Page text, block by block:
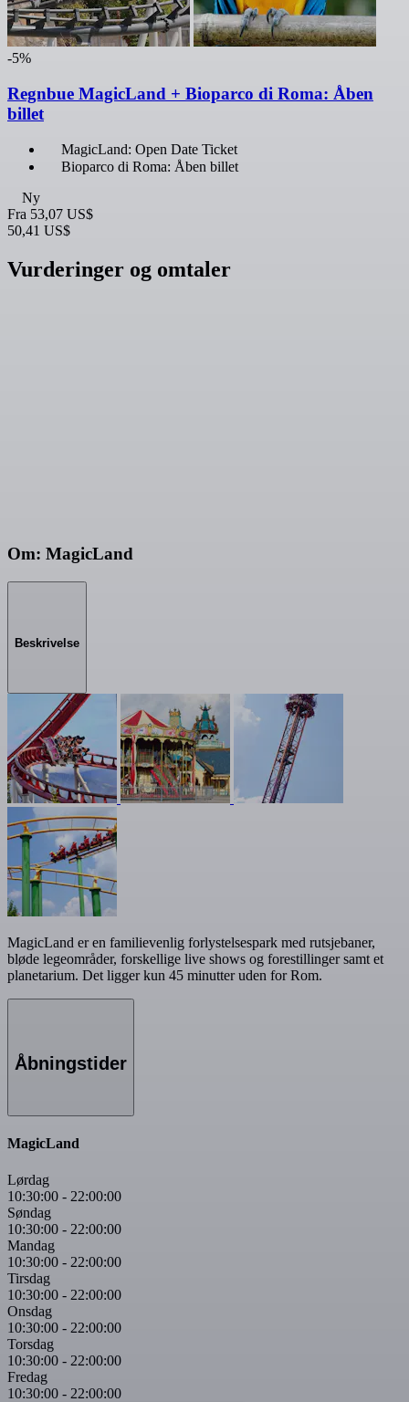
-5%
Regnbue MagicLand + Bioparco di Roma: Åben
billet
MagicLand: Open Date Ticket
Bioparco di Roma: Åben billet
Ny
Fra 53,07 US$
50,41 US$
Vurderinger og omtaler
Om: MagicLand
Beskrivelse
MagicLand er en familievenlig forlystelsespark med rutsjebaner,
bløde legeområder, forskellige live shows og forestillinger samt et
planetarium. Det ligger kun 45 minutter uden for Rom.
Åbningstider
MagicLand
Lørdag
10:30:00 - 22:00:00
Søndag
10:30:00 - 22:00:00
Mandag
10:30:00 - 22:00:00
Tirsdag
10:30:00 - 22:00:00
Onsdag
10:30:00 - 22:00:00
Torsdag
10:30:00 - 22:00:00
Fredag
10:30:00 - 22:00:00